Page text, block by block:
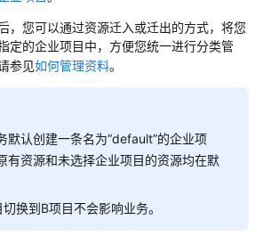
，您可以通过资源迁入或迁出的方式，将您
定的企业项目中，方便您统一进行分类管
参见如何管理资料。
默认创建一条名为“default”的企业项
有资源和未选择企业项目的资源均在默
换到B项目不会影响业务。